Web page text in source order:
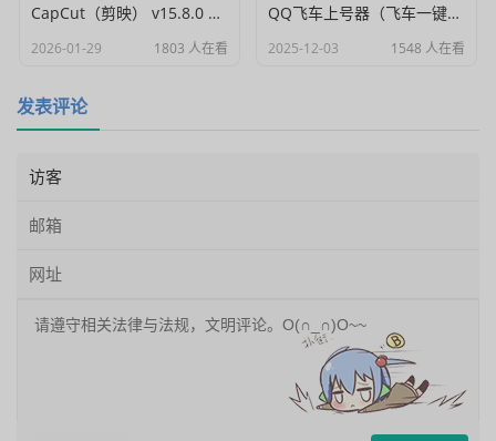
CapCut（剪映） v15.8.0 国际高级会员解锁破解版
2026-01-29 1803 人在看
QQ飞车上号器（飞车一键登号器）V1.0
2025-12-03 1548 人在看
发表评论